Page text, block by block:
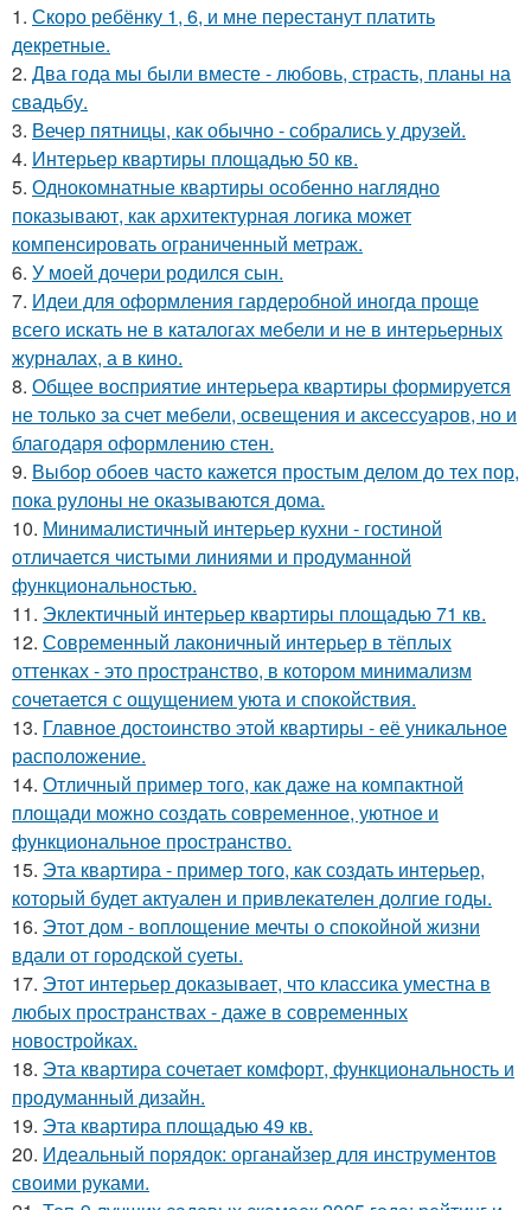
1. Скоро ребёнку 1, 6, и мне перестанут платить
декретные.
2. Два года мы были вместе - любовь, страсть, планы на
свадьбу.
3. Вечер пятницы, как обычно - собрались у друзей.
4. Интерьер квартиры площадью 50 кв.
5. Однокомнатные квартиры особенно наглядно
показывают, как архитектурная логика может
компенсировать ограниченный метраж.
6. У моей дочери родился сын.
7. Идеи для оформления гардеробной иногда проще
всего искать не в каталогах мебели и не в интерьерных
журналах, а в кино.
8. Общее восприятие интерьера квартиры формируется
не только за счет мебели, освещения и аксессуаров, но и
благодаря оформлению стен.
9. Выбор обоев часто кажется простым делом до тех пор,
пока рулоны не оказываются дома.
10. Минималистичный интерьер кухни - гостиной
отличается чистыми линиями и продуманной
функциональностью.
11. Эклектичный интерьер квартиры площадью 71 кв.
12. Современный лаконичный интерьер в тёплых
оттенках - это пространство, в котором минимализм
сочетается с ощущением уюта и спокойствия.
13. Главное достоинство этой квартиры - её уникальное
расположение.
14. Отличный пример того, как даже на компактной
площади можно создать современное, уютное и
функциональное пространство.
15. Эта квартира - пример того, как создать интерьер,
который будет актуален и привлекателен долгие годы.
16. Этот дом - воплощение мечты о спокойной жизни
вдали от городской суеты.
17. Этот интерьер доказывает, что классика уместна в
любых пространствах - даже в современных
новостройках.
18. Эта квартира сочетает комфорт, функциональность и
продуманный дизайн.
19. Эта квартира площадью 49 кв.
20. Идеальный порядок: органайзер для инструментов
своими руками.